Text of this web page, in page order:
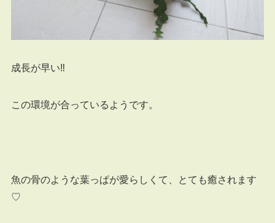
成長が早い‼
この環境が合っているようです。
魚の骨のような葉っぱが愛らしくて、とても癒されます
♡